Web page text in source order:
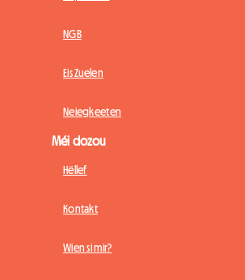
NGB
Eis Zuelen
Neiegkeeten
Méi dozou
Hëllef
Kontakt
Wien si mir?